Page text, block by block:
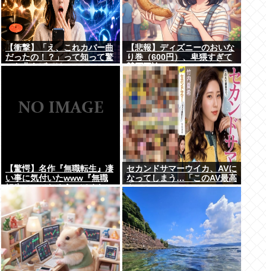
【衝撃】「え、これカバー曲
だったの！？」って知って驚
いた曲あげてけ
【悲報】ディズニーのおいな
り巻（600円）、卑猥すぎて
賛否両論www
【驚愕】名作『無職転生』凄
い事に気付いたwww『無職
転生』ってなろうっぽくない
からおすすめって言われたか
ら見たのだけど…もしかし
て…
セカンドサマーウイカ、AVに
なってしまう…「このAV最高
やで！」